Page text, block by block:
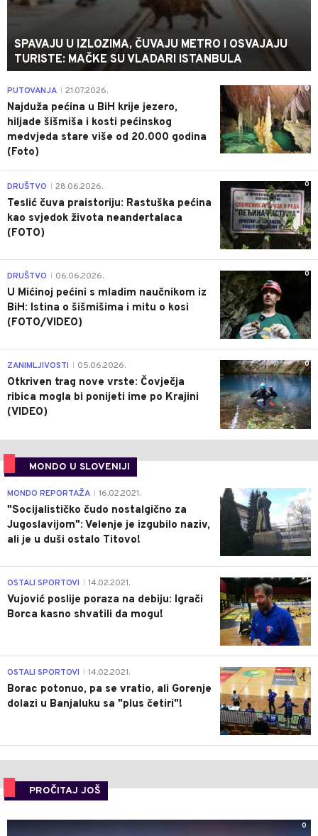
SPAVAJU U IZLOZIMA, ČUVAJU METRO I OSVAJAJU
TURISTE: MAČKE SU VLADARI ISTANBULA
0
PUTOVANJA 21.07.2026.
Najduža pećina u BiH krije jezero,
hiljade šišmiša i kosti pećinskog
medvjeda stare više od 20.000 godina
(Foto)
0
DRUŠTVO 28.06.2026.
Teslić čuva praistoriju: Rastuška pećina
kao svjedok života neandertalaca
(FOTO)
0
DRUŠTVO 06.06.2026.
U Mićinoj pećini s mladim naučnikom iz
BiH: Istina o šišmišima i mitu o kosi
(FOTO/VIDEO)
0
ZANIMLJIVOSTI 05.06.2026.
Otkriven trag nove vrste: Čovječja
ribica mogla bi ponijeti ime po Krajini
(VIDEO)
MONDO U SLOVENIJI
4
MONDO REPORTAŽA 16.02.2021.
"Socijalističko čudo nostalgično za
Jugoslavijom": Velenje je izgubilo naziv,
ali je u duši ostalo Titovo!
1
OSTALI SPORTOVI 14.02.2021.
Vujović poslije poraza na debiju: Igrači
Borca kasno shvatili da mogu!
3
OSTALI SPORTOVI 14.02.2021.
Borac potonuo, pa se vratio, ali Gorenje
dolazi u Banjaluku sa "plus četiri"!
PROČITAJ JOŠ
0